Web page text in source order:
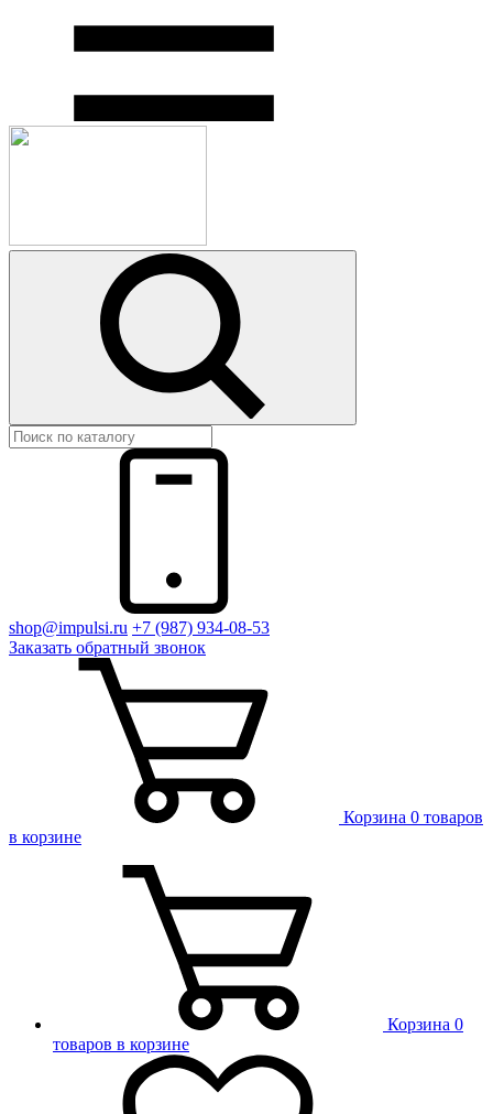
shop@impulsi.ru +7 (987) 934-08-53
Заказать обратный звонок
Корзина 0 товаров
в корзине
Корзина 0
товаров в корзине